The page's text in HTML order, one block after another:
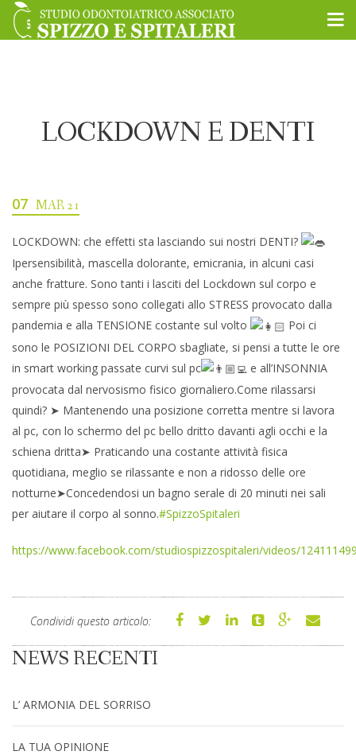
LOCKDOWN E DENTI
07 MAR 21
LOCKDOWN: che effetti sta lasciando sui nostri DENTI?
Ipersensibilità, mascella dolorante, emicrania, in alcuni casi
anche fratture. Sono tanti i lasciti del Lockdown sul corpo e
sempre più spesso sono collegati allo STRESS provocato dalla
pandemia e alla TENSIONE costante sul volto
Poi ci
sono le POSIZIONI DEL CORPO sbagliate, si pensi a tutte le ore
in smart working passate curvi sul pc
e all’INSONNIA
provocata dal nervosismo fisico giornaliero.Come rilassarsi
quindi? ➤ Mantenendo una posizione corretta mentre si lavora
al pc, con lo schermo del pc bello dritto davanti agli occhi e la
schiena dritta➤ Praticando una costante attività fisica
quotidiana, meglio se rilassante e non a ridosso delle ore
notturne➤Concedendosi un bagno serale di 20 minuti nei sali
per aiutare il corpo al sonno.#SpizzoSpitaleri
https://www.facebook.com/studiospizzospitaleri/videos/
Condividi questo articolo:
NEWS RECENTI
L’ ARMONIA DEL SORRISO
LA TUA OPINIONE